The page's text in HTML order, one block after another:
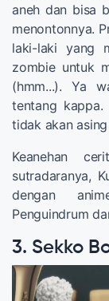
aneh dan bisa
menontonnya.
laki-laki yang
zombie untuk
(hmm...). Ya
tentang
tidak akan
Keanehan
sutradaranya,
dengan
Penguindrum
3. Sekko